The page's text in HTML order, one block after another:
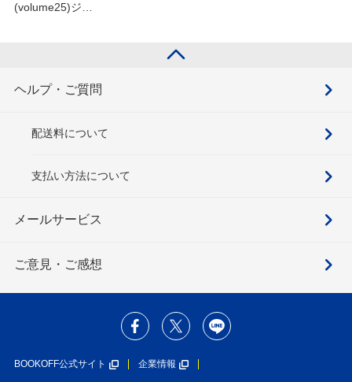
(volume25)ジョ
ヘルプ・ご質問
配送料について
支払い方法について
メールサービス
ご意見・ご感想
BOOKOFF公式サイト 企業情報